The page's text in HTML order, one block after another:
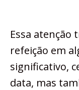
Essa
refeição em
significativo,
data, mas